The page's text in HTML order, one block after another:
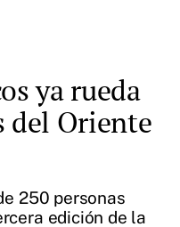
ya rueda
del Oriente
250 personas
edición de la